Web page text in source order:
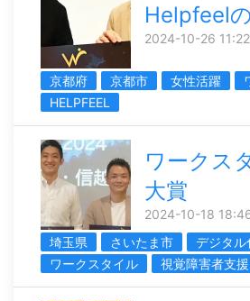
Helpfeel
2024-10-26
京都府 京都市 女性活躍
HELPFEEL
ワークス
大賞
2024-10-18
埼玉県
さいたま市
デジタル
ワークスタイル
視覚障害者支援